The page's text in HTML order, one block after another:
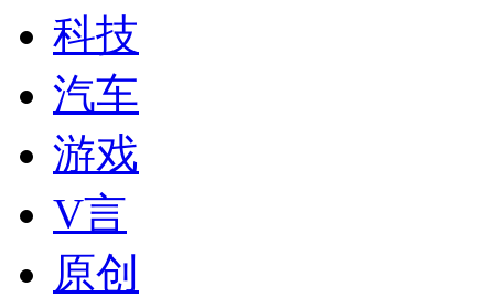
科技
汽车
游戏
V言
原创